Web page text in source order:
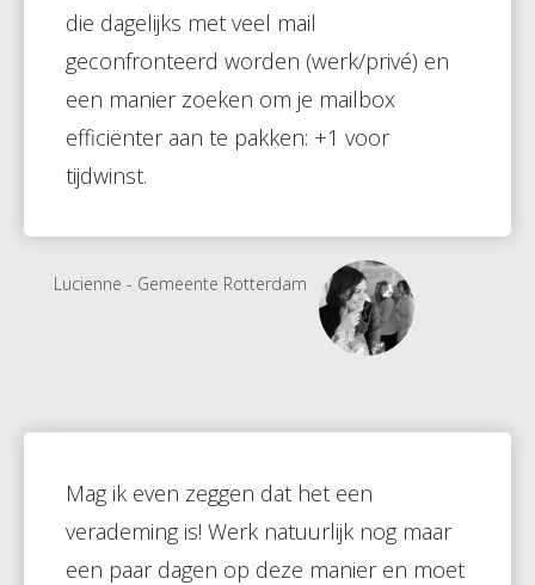
die dagelijks met veel mail
geconfronteerd worden (werk/privé) en
een manier zoeken om je mailbox
efficiënter aan te pakken: +1 voor
tijdwinst.
Lucienne - Gemeente Rotterdam
Mag ik even zeggen dat het een
verademing is! Werk natuurlijk nog maar
een paar dagen op deze manier en moet